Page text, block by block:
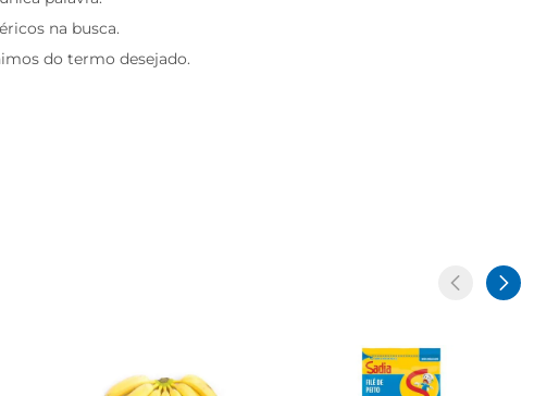
na busca.
do termo desejado.